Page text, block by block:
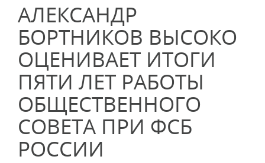
АЛЕКСАНДР
БОРТНИКОВ ВЫСОКО
ОЦЕНИВАЕТ ИТОГИ
ПЯТИ ЛЕТ РАБОТЫ
ОБЩЕСТВЕННОГО
СОВЕТА ПРИ ФСБ
РОССИИ